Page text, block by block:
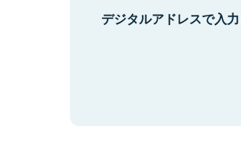
デジタルアドレスで入